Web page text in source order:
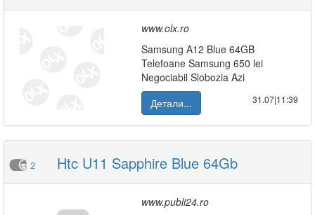
www.olx.ro
Samsung A12 Blue 64GB
Telefoane Samsung 650 lei
Negociabil Slobozia Azi
Детали...
31.07|11:39
2 Htc U11 Sapphire Blue 64Gb
www.publi24.ro